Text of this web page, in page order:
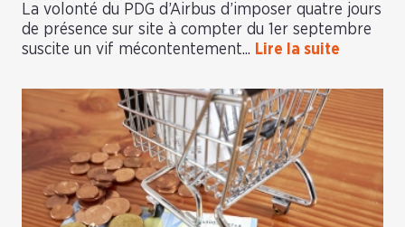
La volonté du PDG d’Airbus d’imposer quatre jours
de présence sur site à compter du 1er septembre
suscite un vif mécontentement... Lire la suite